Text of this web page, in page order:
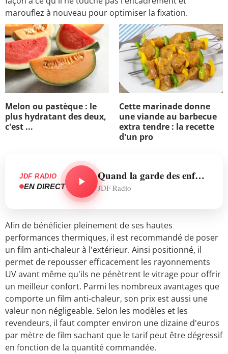
marouflez à nouveau pour optimiser la fixation.
Melon ou pastèque : le
plus hydratant des deux,
c'est ...
Cette marinade donne
une viande au barbecue
extra tendre : la recette
d'un pro
JDF RADIO
EN DIRECT
Quand la garde des enfants se décide devant le juge aux affaires familiales, l'attitude compte plus que les regrets.
JDF Radio
Afin de bénéficier pleinement de ses hautes
performances thermiques, il est recommandé de poser
un film anti-chaleur à l'extérieur. Ainsi positionné, il
permet de repousser efficacement les rayonnements
UV avant même qu'ils ne pénètrent le vitrage pour offrir
un meilleur confort. Parmi les nombreux avantages que
comporte un film anti-chaleur, son prix est aussi une
valeur non négligeable. Selon les modèles et les
revendeurs, il faut compter environ une dizaine d'euros
par mètre de film sachant que le tarif peut être dégressif
en fonction de la quantité commandée.